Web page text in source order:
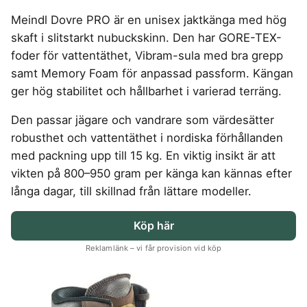
HUSHÅLLSAPPARATER
Robotdammsugare
Skaftdammsugare
Steamer
KÖK
Airfryer
Brödrost
Airfryer
Elektrisk
Pizzaugn
Elvisp
Gjutjärnsgryta
Kaffebryggare
Kaffemaskin
Kockkniv
Köksassistent
Mikrovågsugn
Pizzaugn
Gasol
Skärbräda
Smashjärn
Stekbord
LIVSMEDEL
GAMING
Gaming Dator
Gaming Headset
Gaming hörlursställ
Gaming Laptop
Gaming router
Gaming Skärm
Gaming Tangentbord
Gamingbord
Gamingmus
Gamingstol
Trådlösa Gaming Hörlurar
VR Headset
Bluetooth högtalare
Boombox
FÖRSÄKRINGAR
Hundförsäkring
Kattförsäkring
MEDIA & TELEKOM
Mobilabonnemang
Mobilt bredband
TV Abonnemang
Rödljusterapi
Skäggtrimmer
Toriska linser
ACCESSOARER
Solglasögon
KOSTTILLSKOTT
Ashwagandha
Berberine
C vitamin
Kollagen
Kreatin
Magnesium zink
NAD
NMN
Omega 3
Proteinpulver
Shilajit
5-manna tält
6-manna tält
Abborrespö
Familjetält
Jaktkängor
Campingbord
Pop-up tält
Taktält
Tält
Tält budget
Vandringsbyxor
herr
Vandringskängor
dam
Vandringsskor
dam
SPORT
Driver
Golfklocka
Träningsklocka dam
Cykelhjälm barn
GPS Klocka barn
UTELEK & AKTIVITETER
Berg studsmatta
Lekstuga
Liten studsmatta
Nedgrävd studsmatta
Oval studsmatta
Rektangulär studsmatta
Laddbox
Konsumentvägledning
Meindl Dovre PRO är en unisex jaktkänga med hög
skaft i slitstarkt nubuckskinn. Den har GORE-TEX-
foder för vattentäthet, Vibram-sula med bra grepp
samt Memory Foam för anpassad passform. Kängan
ger hög stabilitet och hållbarhet i varierad terräng.
Den passar jägare och vandrare som värdesätter
robusthet och vattentäthet i nordiska förhållanden
med packning upp till 15 kg. En viktig insikt är att
vikten på 800–950 gram per känga kan kännas efter
långa dagar, till skillnad från lättare modeller.
Köp här
Reklamlänk – vi får provision vid köp